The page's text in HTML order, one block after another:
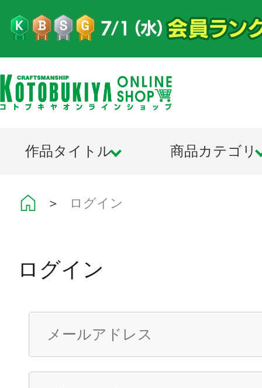
作品タイトル 商品カテゴリ
＞ ログイン
ログイン